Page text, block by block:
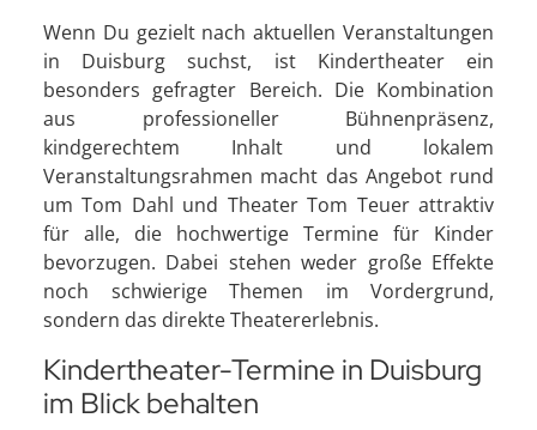
Wenn Du gezielt nach aktuellen Veranstaltungen
in Duisburg suchst, ist Kindertheater ein
besonders gefragter Bereich. Die Kombination
aus professioneller Bühnenpräsenz,
kindgerechtem Inhalt und lokalem
Veranstaltungsrahmen macht das Angebot rund
um Tom Dahl und Theater Tom Teuer attraktiv
für alle, die hochwertige Termine für Kinder
bevorzugen. Dabei stehen weder große Effekte
noch schwierige Themen im Vordergrund,
sondern das direkte Theatererlebnis.
Kindertheater-Termine in Duisburg
im Blick behalten